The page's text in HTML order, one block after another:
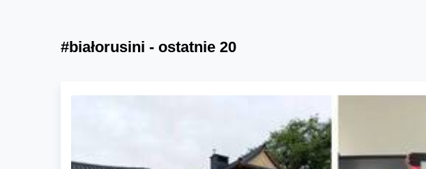
#białorusini - ostatnie 20